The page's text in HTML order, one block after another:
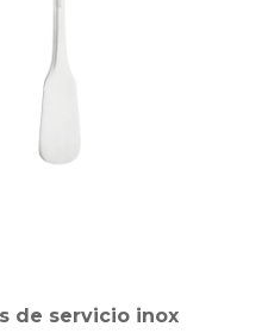
de servicio inox